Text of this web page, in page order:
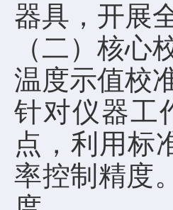
器具，开展
（二）核心
温度示值校
针对仪器工
点，利用标
率控制精度